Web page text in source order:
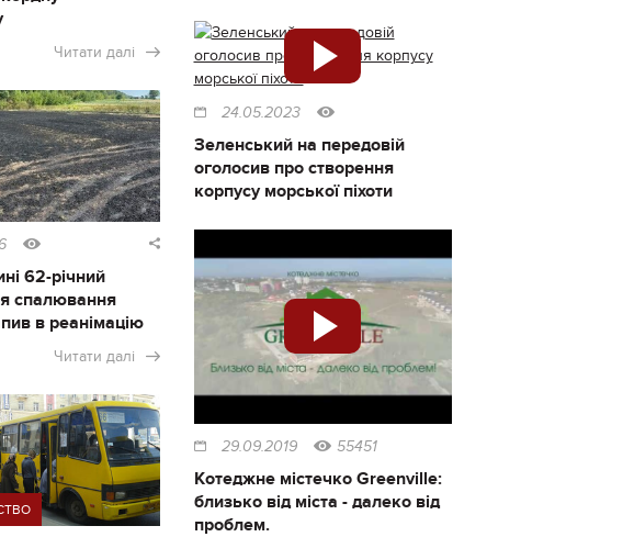
Читати далі
62-річний
спалювання
в реанімацію
Читати далі
24.05.2023
Зеленський на передовій
оголосив про створення
корпусу морської піхоти
29.09.2019 55451
Котеджне містечко Greenville:
близько від міста - далеко від
проблем.